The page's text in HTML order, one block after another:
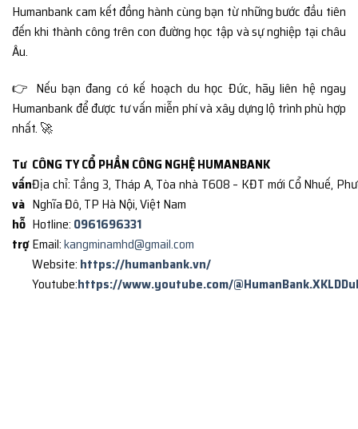
Humanbank cam kết đồng hành cùng bạn từ những bước đầu tiên
đến khi thành công trên con đường học tập và sự nghiệp tại châu
Âu.
👉 Nếu bạn đang có kế hoạch du học Đức, hãy liên hệ ngay
Humanbank để được tư vấn miễn phí và xây dựng lộ trình phù hợp
nhất. 🚀
Tư
vấn
và
hỗ
trợ
CÔNG TY CỔ PHẦN CÔNG NGHỆ HUMANBANK
Địa chỉ: Tầng 3, Tháp A, Tòa nhà T608 – KĐT mới Cổ Nhuế,
Nghĩa Đô, TP Hà Nội, Việt Nam
Hotline: 0961696331
Email:kangminamhd@gmail.com
Website: https://humanbank.vn/
Youtube:https://www.youtube.com/